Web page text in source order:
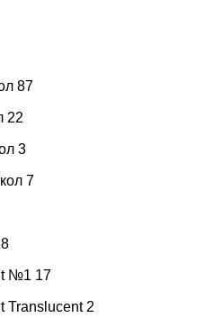
87
22
3
7
№1 17
Translucent 2